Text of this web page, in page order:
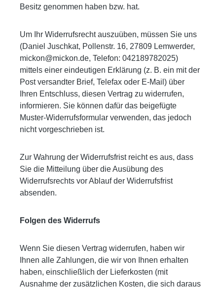
Besitz genommen haben bzw. hat.
Um Ihr Widerrufsrecht auszuüben, müssen Sie uns
(Daniel Juschkat, Pollenstr. 16, 27809 Lemwerder,
mickon@mickon.de, Telefon: 042189782025)
mittels einer eindeutigen Erklärung (z. B. ein mit der
Post versandter Brief, Telefax oder E-Mail) über
Ihren Entschluss, diesen Vertrag zu widerrufen,
informieren. Sie können dafür das beigefügte
Muster-Widerrufsformular verwenden, das jedoch
nicht vorgeschrieben ist.
Zur Wahrung der Widerrufsfrist reicht es aus, dass
Sie die Mitteilung über die Ausübung des
Widerrufsrechts vor Ablauf der Widerrufsfrist
absenden.
Folgen des Widerrufs
Wenn Sie diesen Vertrag widerrufen, haben wir
Ihnen alle Zahlungen, die wir von Ihnen erhalten
haben, einschließlich der Lieferkosten (mit
Ausnahme der zusätzlichen Kosten, die sich daraus